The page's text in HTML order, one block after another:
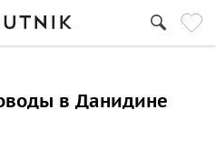
в Данидине